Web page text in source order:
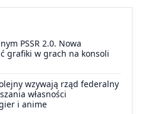
PSSR 2.0. Nowa
grafiki w grach na konsoli
wzywają rząd federalny
własności
i anime